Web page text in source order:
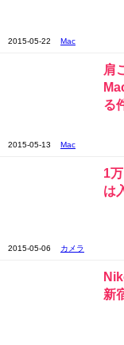
2015-05-22 Mac
肩
る
2015-05-13 Mac
1
は
2015-05-06 カメラ
新